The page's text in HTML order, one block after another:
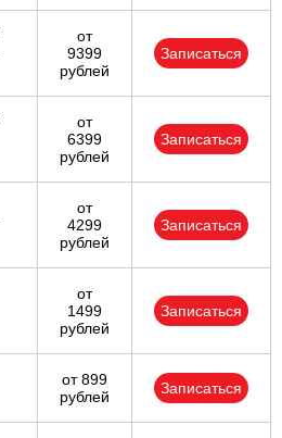
от
9399
рублей
Записаться
от
6399
рублей
Записаться
от
4299
рублей
Записаться
от
1499
рублей
Записаться
от 899
рублей
Записаться